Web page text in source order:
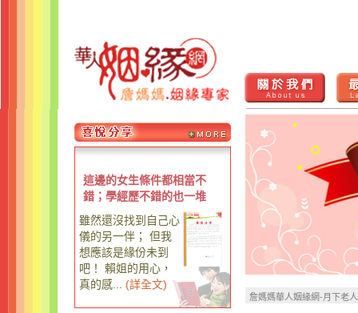
這邊的女生條件都相當不
錯；學經歷不錯的也一堆
雖然還沒找到自己心
儀的另一伴； 但我
想應該是緣份未到
吧！ 賴姐的用心，
真的感...
(詳全文)
詹媽媽華人姻緣網-月下老